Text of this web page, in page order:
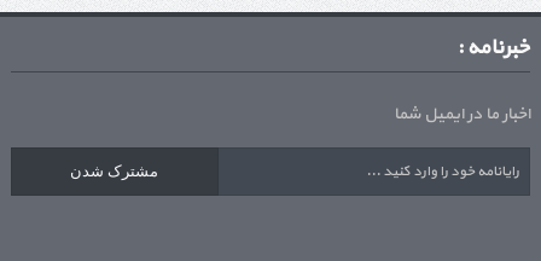
خبرنامه :
اخبار ما در ایمیل شما
مشترک شدن